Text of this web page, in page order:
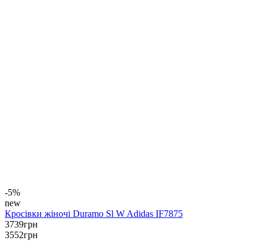
-5%
new
Кросівки жіночі Duramo Sl W Adidas IF7875
3739грн
3552грн